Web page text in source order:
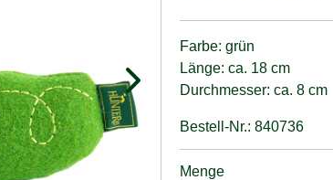
Farbe: grün
Länge: ca. 18 cm
Durchmesser: ca. 8 cm
Bestell-Nr.: 840736
Menge